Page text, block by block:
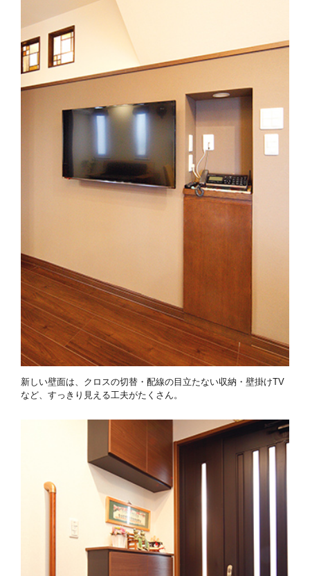
新しい壁面は、クロスの切替・配線の目立たない収納・壁掛けTV
など、すっきり見える工夫がたくさん。